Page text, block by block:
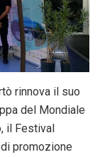
rinnova il suo
del Mondiale
il Festival
promozione